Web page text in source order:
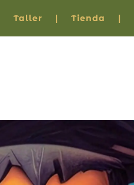
Taller | Tienda |